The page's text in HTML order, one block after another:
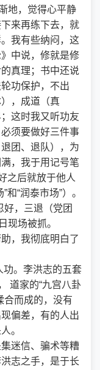
地，觉得心平静
来再练下去，就
我有些纳闷，这
中说，修就是修
真理；书中还说
功保护，不出
，成道（真
这时我又听功友
须要做好三件事
团、退队），为
，我于用记号笔
之后就放于他人
“润泰市场”）。
好，三退（党团
现场被抓。
，我彻底明白了
。李洪志的五套
道家的“九宫八卦
合而成的，没有
偏差，有的人出
。
迷信、骗术等糟
志之手，是于长